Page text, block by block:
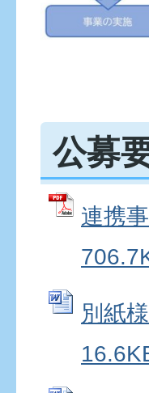
公募
連携
別紙